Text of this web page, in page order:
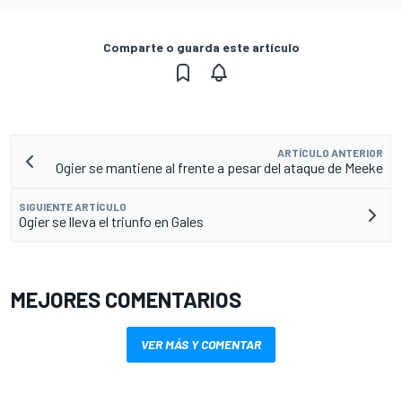
Comparte o guarda este artículo
ARTÍCULO ANTERIOR
Ogier se mantiene al frente a pesar del ataque de Meeke
SIGUIENTE ARTÍCULO
Ogier se lleva el triunfo en Gales
MEJORES COMENTARIOS
VER MÁS Y COMENTAR